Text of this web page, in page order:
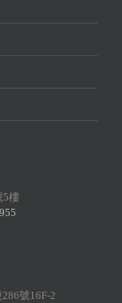
5樓
號16F-2